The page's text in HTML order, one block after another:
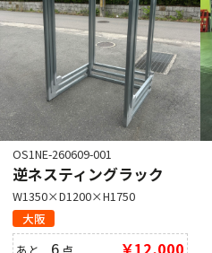
OS1NE-260609-001
逆ネスティングラック
W1350×D1200×H1750
大阪
6 ￥12,000